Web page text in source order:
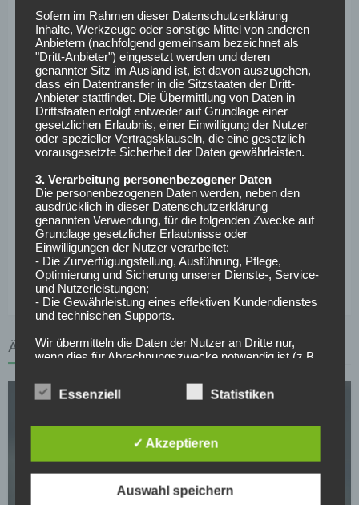
sammelte vor ein paar Jahren seine ersten Bundesliga
Minuten im Trikot der Clubberer. Über mehrere
Auslandsstationen und einer Leihe zu Jahn Regensburg,
hat sich nun der SV Darmstadt 98 die Dienste des 26
Jährigen gesichert.
Kamavuaka wird wohl vorallem den Kader der Darmstädter
in der Breite verstärken ob es für die erste Elf reicht muss
die Zukunft zeigen.
Im nächsten Teil unserer Transferserie: Der Hamburger
Sportverein
Tags : Wintertransfercheck - Saison 2016/2017
ÄHNLICHE ARTIKEL
Offiziell: Darmstadt 98 verlängert mit Trainer
Sofern im Rahmen dieser Datenschutzerklärung
Inhalte, Werkzeuge oder sonstige Mittel von anderen
Anbietern (nachfolgend gemeinsam bezeichnet als
"Dritt-Anbieter") eingesetzt werden und deren
genannter Sitz im Ausland ist, ist davon auszugehen,
dass ein Datentransfer in die Sitzstaaten der Dritt-
Anbieter stattfindet. Die Übermittlung von Daten in
Drittstaaten erfolgt entweder auf Grundlage einer
gesetzlichen Erlaubnis, einer Einwilligung der Nutzer
oder spezieller Vertragsklauseln, die eine gesetzlich
vorausgesetzte Sicherheit der Daten gewährleisten.
3. Verarbeitung personenbezogener Daten
Die personenbezogenen Daten werden, neben den
ausdrücklich in dieser Datenschutzerklärung
genannten Verwendung, für die folgenden Zwecke auf
Grundlage gesetzlicher Erlaubnisse oder
Einwilligungen der Nutzer verarbeitet:
- Die Zurverfügungstellung, Ausführung, Pflege,
Optimierung und Sicherung unserer Dienste-, Service-
und Nutzerleistungen;
- Die Gewährleistung eines effektiven Kundendienstes
und technischen Supports.
Wir übermitteln die Daten der Nutzer an Dritte nur,
wenn dies für Abrechnungszwecke notwendig ist (z.B.
Zwecke, wenn diese notwendig sind, um unsere
vertraglichen Verpflichtungen gegenüber den Nutzern
Bei der Kontaktaufnahme mit uns (per Kontaktformular
oder Email) werden die Angaben des Nutzers zwecks
Bearbeitung der Anfrage sowie für den Fall, dass
Personenbezogene Daten werden gelöscht, sofern sie
Essenziell Statistiken
✓ Akzeptieren
Auswahl speichern